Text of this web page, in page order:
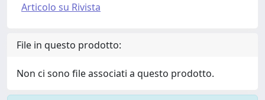
Articolo su Rivista
File in questo prodotto:
Non ci sono file associati a questo prodotto.